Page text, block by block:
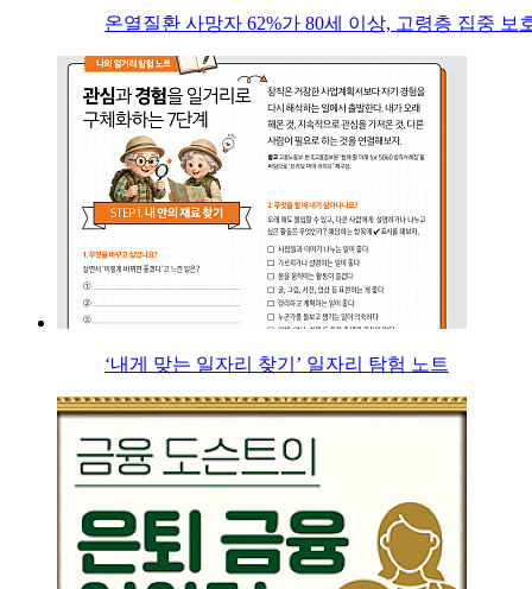
온열질환 사망자 62%가 80세 이상, 고령층 집중 보
‘내게 맞는 일자리 찾기’ 일자리 탐험 노트